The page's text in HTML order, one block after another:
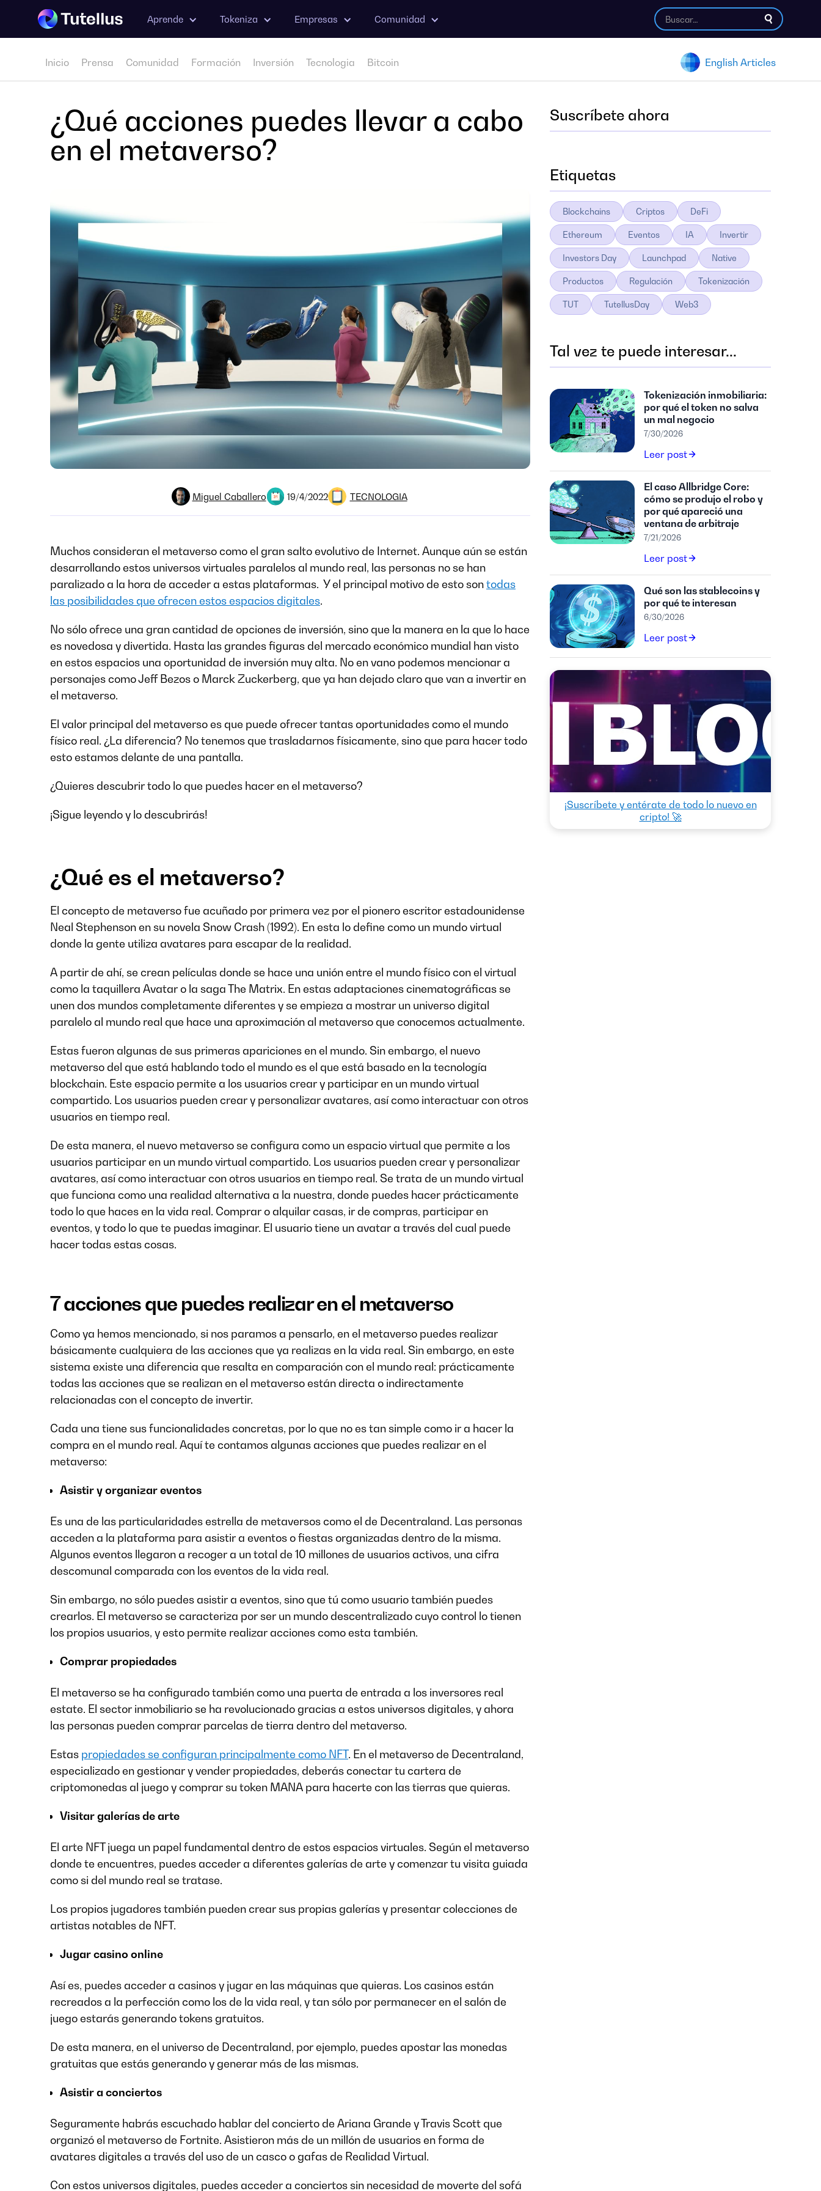
Aprende Tokeniza Empresas Comunidad
Inicio Prensa Comunidad Formación Inversión Tecnologia Bitcoin English Articles
¿Qué acciones puedes llevar a cabo
en el metaverso?
Miguel Caballero 19/4/2022 TECNOLOGIA
Muchos consideran el metaverso como el gran salto evolutivo de Internet. Aunque aún se están
desarrollando estos universos virtuales paralelos al mundo real, las personas no se han
paralizado a la hora de acceder a estas plataformas. Y el principal motivo de esto sontodas
las posibilidades que ofrecen estos espacios digitales.
No sólo ofrece una gran cantidad de opciones de inversión, sino que la manera en la que lo hace
es novedosa y divertida. Hasta las grandes figuras del mercado económico mundial han visto
en estos espacios una oportunidad de inversión muy alta. No en vano podemos mencionar a
personajes como Jeff Bezos o Marck Zuckerberg, que ya han dejado claro que van a invertir en
el metaverso.
El valor principal del metaverso es que puede ofrecer tantas oportunidades como el mundo
físico real. ¿La diferencia? No tenemos que trasladarnos físicamente, sino que para hacer todo
esto estamos delante de una pantalla.
¿Quieres descubrir todo lo que puedes hacer en el metaverso?
¡Sigue leyendo y lo descubrirás!
¿Qué es el metaverso?
El concepto de metaverso fue acuñado por primera vez por el pionero escritor estadounidense
Neal Stephenson en su novela Snow Crash (1992). En esta lo define como un mundo virtual
donde la gente utiliza avatares para escapar de la realidad.
A partir de ahí, se crean películas donde se hace una unión entre el mundo físico con el virtual
como la taquillera Avatar o la saga The Matrix. En estas adaptaciones cinematográficas se
unen dos mundos completamente diferentes y se empieza a mostrar un universo digital
paralelo al mundo real que hace una aproximación al metaverso que conocemos actualmente.
Estas fueron algunas de sus primeras apariciones en el mundo. Sin embargo, el nuevo
metaverso del que está hablando todo el mundo es el que está basado en la tecnología
blockchain. Este espacio permite a los usuarios crear y participar en un mundo virtual
compartido. Los usuarios pueden crear y personalizar avatares, así como interactuar con otros
usuarios en tiempo real.
De esta manera, el nuevo metaverso se configura como un espacio virtual que permite a los
usuarios participar en un mundo virtual compartido. Los usuarios pueden crear y personalizar
avatares, así como interactuar con otros usuarios en tiempo real. Se trata de un mundo virtual
que funciona como una realidad alternativa a la nuestra, donde puedes hacer prácticamente
todo lo que haces en la vida real. Comprar o alquilar casas, ir de compras, participar en
eventos, y todo lo que te puedas imaginar. El usuario tiene un avatar a través del cual puede
hacer todas estas cosas.
7 acciones que puedes realizar en el metaverso
Como ya hemos mencionado, si nos paramos a pensarlo, en el metaverso puedes realizar
básicamente cualquiera de las acciones que ya realizas en la vida real. Sin embargo, en este
sistema existe una diferencia que resalta en comparación con el mundo real: prácticamente
todas las acciones que se realizan en el metaverso están directa o indirectamente
relacionadas con el concepto de invertir.
Cada una tiene sus funcionalidades concretas, por lo que no es tan simple como ir a hacer la
compra en el mundo real. Aquí te contamos algunas acciones que puedes realizar en el
metaverso:
Asistir y organizar eventos
Es una de las particularidades estrella de metaversos como el de Decentraland. Las personas
acceden a la plataforma para asistir a eventos o fiestas organizadas dentro de la misma.
Algunos eventos llegaron a recoger a un total de 10 millones de usuarios activos, una cifra
descomunal comparada con los eventos de la vida real.
Sin embargo, no sólo puedes asistir a eventos, sino que tú como usuario también puedes
crearlos. El metaverso se caracteriza por ser un mundo descentralizado cuyo control lo tienen
los propios usuarios, y esto permite realizar acciones como esta también.
Comprar propiedades
El metaverso se ha configurado también como una puerta de entrada a los inversores real
estate. El sector inmobiliario se ha revolucionado gracias a estos universos digitales, y ahora
las personas pueden comprar parcelas de tierra dentro del metaverso.
Estas propiedades se configuran principalmente como NFT. En el metaverso de Decentraland,
especializado en gestionar y vender propiedades, deberás conectar tu cartera de
criptomonedas al juego y comprar su token MANA para hacerte con las tierras que quieras.
Visitar galerías de arte
El arte NFT juega un papel fundamental dentro de estos espacios virtuales. Según el metaverso
donde te encuentres, puedes acceder a diferentes galerías de arte y comenzar tu visita guiada
como si del mundo real se tratase.
Los propios jugadores también pueden crear sus propias galerías y presentar colecciones de
artistas notables de NFT.
Jugar casino online
Así es, puedes acceder a casinos y jugar en las máquinas que quieras. Los casinos están
recreados a la perfección como los de la vida real, y tan sólo por permanecer en el salón de
juego estarás generando tokens gratuitos.
De esta manera, en el universo de Decentraland, por ejemplo, puedes apostar las monedas
gratuitas que estás generando y generar más de las mismas.
Asistir a conciertos
Seguramente habrás escuchado hablar del concierto de Ariana Grande y Travis Scott que
organizó el metaverso de Fortnite. Asistieron más de un millón de usuarios en forma de
avatares digitales a través del uso de un casco o gafas de Realidad Virtual.
Con estos universos digitales, puedes acceder a conciertos sin necesidad de moverte del sofá
Suscríbete ahora
Etiquetas
Blockchains Criptos DeFi
Ethereum Eventos IA Invertir
Investors Day Launchpad Native
Productos Regulación Tokenización
TUT TutellusDay Web3
Tal vez te puede interesar...
Tokenización inmobiliaria:
por qué el token no salva
un mal negocio
7/30/2026
Leer post
El caso Allbridge Core:
cómo se produjo el robo y
por qué apareció una
ventana de arbitraje
7/21/2026
Leer post
Qué son las stablecoins y
por qué te interesan
6/30/2026
Leer post
¡Suscríbete y entérate de todo lo nuevo en
cripto! 🚀